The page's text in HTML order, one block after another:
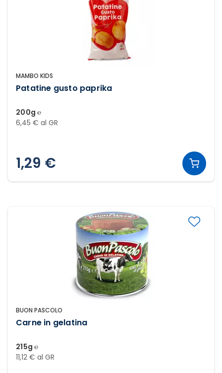
MAMBO KIDS
Patatine gusto paprika
200g ℮
6,45 € al GR
1,29 €
BUON PASCOLO
Carne in gelatina
215g ℮
11,12 € al GR